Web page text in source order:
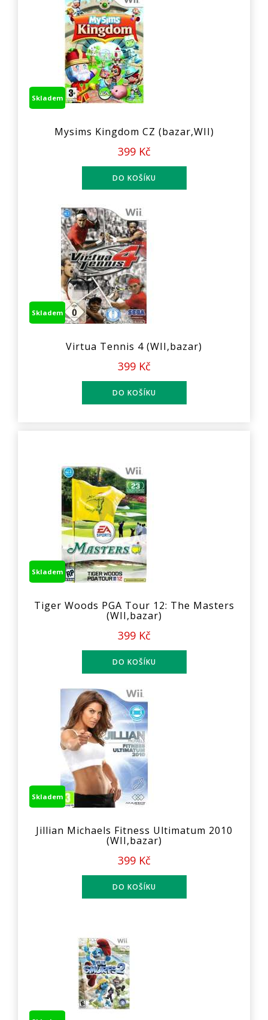
Skladem
Mysims Kingdom CZ (bazar,WII)
399 Kč
Skladem
Virtua Tennis 4 (WII,bazar)
399 Kč
Skladem
Tiger Woods PGA Tour 12: The Masters
(WII,bazar)
399 Kč
Skladem
Jillian Michaels Fitness Ultimatum 2010
(WII,bazar)
399 Kč